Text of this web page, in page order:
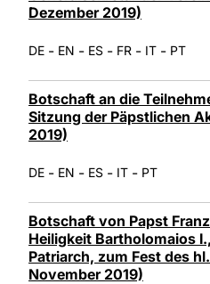
Dezember 2019)
DE - EN - ES - FR - IT - PT
Botschaft an die
Sitzung der Päpstlichen
2019)
DE - EN - ES - IT - PT
Botschaft von Papst
Heiligkeit Bartholomaios
Patriarch, zum Fest des
November 2019)